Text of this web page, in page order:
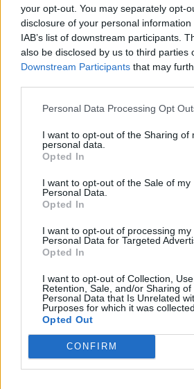
your opt-out. You may separately opt-
disclosure of your personal
IAB’s list of downstream participants.
also be disclosed by us to third parties
Downstream Participants that may
Personal Data Processing Opt
I want to opt-out of the Sharing of
personal data.
Opted In
I want to opt-out of the Sale of my
Personal Data.
Opted In
I want to opt-out of processing my
Personal Data for Targeted
Opted In
I want to opt-out of Collection, Use,
Retention, Sale, and/or Sharing of
Personal Data that Is Unrelated
Purposes for which it was collected.
Opted Out
CONFIRM
2026. augusztus 07., péntek
Visszaküldte a
Nicușor Dan a közel
kilövését lehetővé